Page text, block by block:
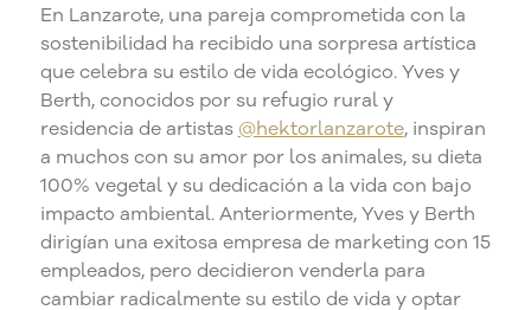
En Lanzarote, una pareja comprometida con la
sostenibilidad ha recibido una sorpresa artística
que celebra su estilo de vida ecológico. Yves y
Berth, conocidos por su refugio rural y
residencia de artistas @hektorlanzarote, inspiran
a muchos con su amor por los animales, su dieta
100% vegetal y su dedicación a la vida con bajo
impacto ambiental. Anteriormente, Yves y Berth
dirigían una exitosa empresa de marketing con 15
empleados, pero decidieron venderla para
cambiar radicalmente su estilo de vida y optar